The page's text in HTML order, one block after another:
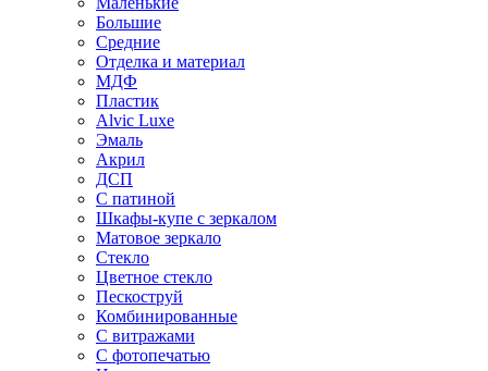
Большие
Средние
Отделка и материал
МДФ
Пластик
Alvic Luxe
Эмаль
Акрил
ДСП
С патиной
Шкафы-купе с зеркалом
Матовое зеркало
Стекло
Цветное стекло
Пескоструй
Комбинированные
С витражами
С фотопечатью